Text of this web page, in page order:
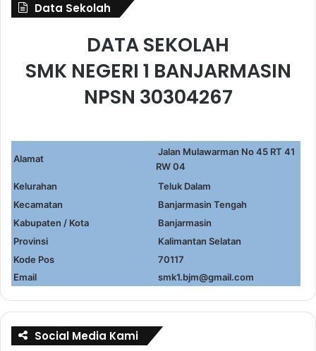
Data Sekolah
DATA SEKOLAH
SMK NEGERI 1 BANJARMASIN
NPSN 30304267
Alamat
Jalan Mulawarman No 45 RT 41
RW 04
Kelurahan
Teluk Dalam
Kecamatan
Banjarmasin Tengah
Kabupaten / Kota
Banjarmasin
Provinsi
Kalimantan Selatan
Kode Pos
70117
Email
smk1.bjm@gmail.com
Social Media Kami